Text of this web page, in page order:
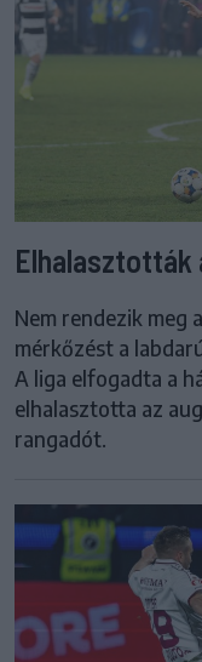
Nem rendezik meg
mérkőzést a
A liga elfogadta a
elhalasztotta az
rangadót.